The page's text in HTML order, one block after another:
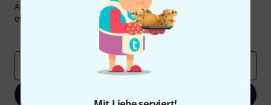
Abonniere den Thomann Newsletter und gewinne mit
etwas Glück einen von
50 Gutscheinenüber jeweils
Inspirierende Beiträge
Deals